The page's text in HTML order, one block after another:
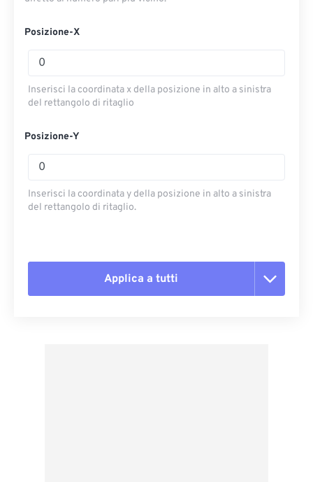
Posizione-X
Inserisci la coordinata x della posizione in alto a sinistra
del rettangolo di ritaglio
Posizione-Y
Inserisci la coordinata y della posizione in alto a sinistra
del rettangolo di ritaglio.
Applica a tutti